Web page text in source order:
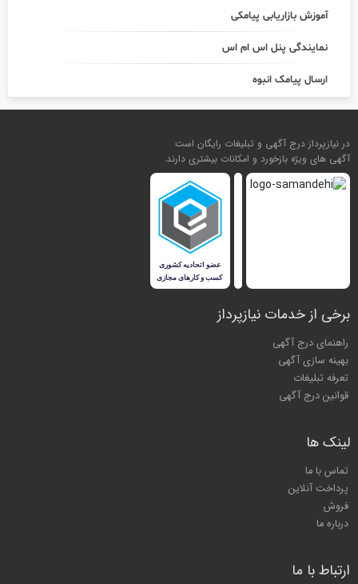
آموزش بازاریابی پیامکی
نمایندگی پنل اس ام اس
ارسال پیامک انبوه
در نیازپرداز درج آگهی و تبلیغات رایگان است
آگهی های ویژه بازخورد و امکانات بیشتری دارند.
برخی از خدمات نیازپرداز
راهنمای درج آگهی
بهینه سازی آگهی
تعرفه تبلیغات
قوانین درج آگهی
لینک ها
تماس با ما
پرداخت آنلاین
فروش
درباره ما
ارتباط با ما